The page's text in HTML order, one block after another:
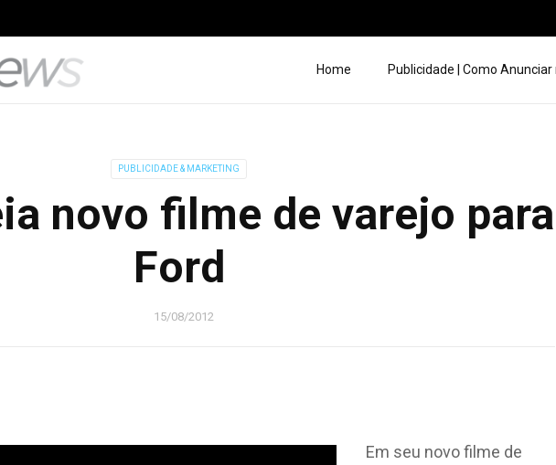
Home Publicidade | Como Anunciar
PUBLICIDADE & MARKETING
novo filme de varejo para
Ford
15/08/2012
Em seu novo filme de